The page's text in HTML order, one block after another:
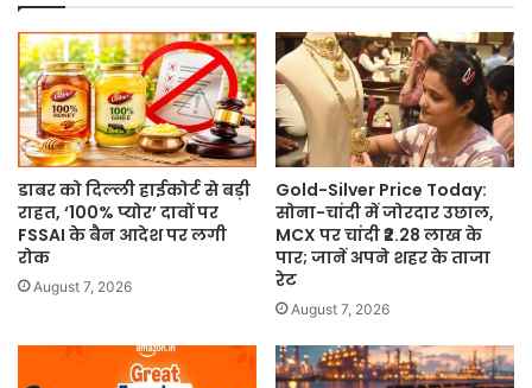
लैस;
CM
ने
दी
चे/
ता/
व/
–
सेवा
में
लापरवाही
डाबर को दिल्ली हाईकोर्ट से बड़ी
राहत, ‘100% प्योर’ दावों पर
FSSAI के बैन आदेश पर लगी
रोक
August 7, 2026
Gold-Silver Price Today:
सोना-चांदी में जोरदार उछाल,
MCX पर चांदी ₹2.28 लाख के
पार; जानें अपने शहर के ताजा
रेट
August 7, 2026